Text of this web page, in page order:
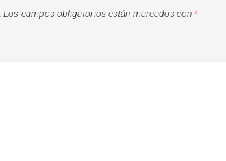
Los campos obligatorios están marcados con *